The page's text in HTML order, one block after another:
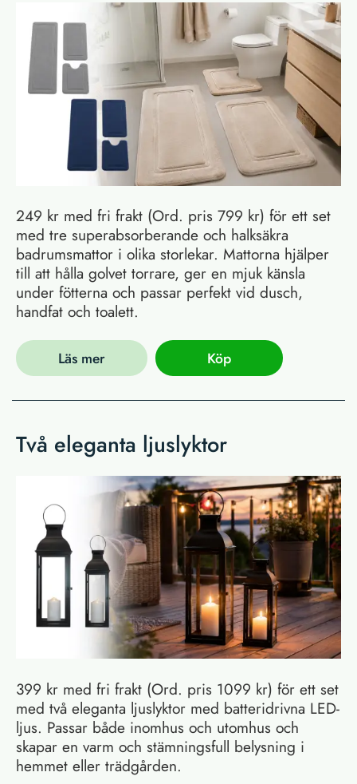
249 kr med fri frakt (Ord. pris 799 kr) för ett set
med tre superabsorberande och halksäkra
badrumsmattor i olika storlekar. Mattorna hjälper
till att hålla golvet torrare, ger en mjuk känsla
under fötterna och passar perfekt vid dusch,
handfat och toalett.
Läs mer Köp
Två eleganta ljuslyktor
399 kr med fri frakt (Ord. pris 1099 kr) för ett set
med två eleganta ljuslyktor med batteridrivna LED-
ljus. Passar både inomhus och utomhus och
skapar en varm och stämningsfull belysning i
hemmet eller trädgården.